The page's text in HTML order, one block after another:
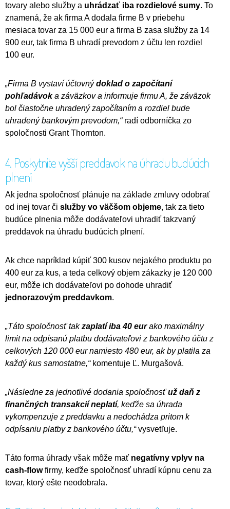
tovary alebo služby a uhrádzať iba rozdielové sumy. To
znamená, že ak firma A dodala firme B v priebehu
mesiaca tovar za 15 000 eur a firma B zasa služby za 14
900 eur, tak firma B uhradí prevodom z účtu len rozdiel
100 eur.
„Firma B vystaví účtovnýdoklad o započítaní
pohľadávoka záväzkov a informuje firmu A, že záväzok
bol čiastočne uhradený započítaním a rozdiel bude
uhradený bankovým prevodom,“radí odborníčka zo
spoločnosti Grant Thornton.
4. Poskytnite vyšší preddavok na úhradu budúcich
plnení
Ak jedna spoločnosť plánuje na základe zmluvy odobrať
od inej tovar či služby vo väčšom objeme, tak za tieto
budúce plnenia môže dodávateľovi uhradiť takzvaný
preddavok na úhradu budúcich plnení.
Ak chce napríklad kúpiť 300 kusov nejakého produktu po
400 eur za kus, a teda celkový objem zákazky je 120 000
eur, môže ich dodávateľovi po dohode uhradiť
jednorazovým preddavkom.
„Táto spoločnosť takzaplatí iba 40 eurako maximálny
limit na odpísanú platbu dodávateľovi z bankového účtu z
celkových 120 000 eur namiesto 480 eur, ak by platila za
každý kus samostatne,“ komentuje Ľ. Murgašová.
„Následne za jednotlivé dodania spoločnosťuž daň z
finančných transakcií neplatí, keďže sa úhrada
vykompenzuje z preddavku a nedochádza pritom k
odpísaniu platby z bankového účtu,“vysvetľuje.
Táto forma úhrady však môže mať negatívny vplyv na
cash-flowfirmy, keďže spoločnosť uhradí kúpnu cenu za
tovar, ktorý ešte neodobrala.